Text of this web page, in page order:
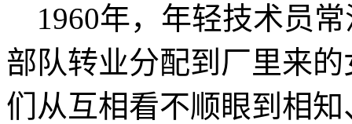
1960年，年轻技术员
部队转业分配到厂里来
们从互相看不顺眼到相